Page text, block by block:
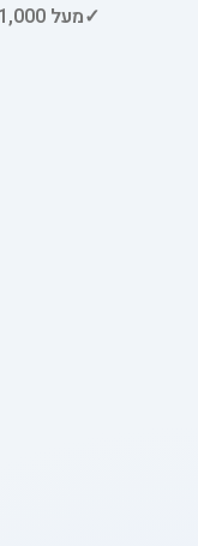
✓מעל 1,000 מתכונים בריאים ומגוונים